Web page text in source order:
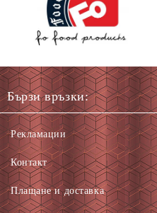
Бързи връзки:
Рекламации
Контакт
Плащане и доставка